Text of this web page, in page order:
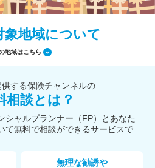
象地域について
地域はこちら
供する保険チャンネルの
相談とは？
シャルプランナー（FP）とあなた
て無料で相談ができるサービスで
無理な勧誘や